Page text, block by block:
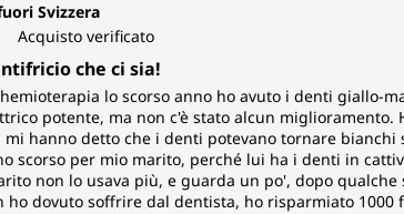
Svizzera
di 5 su 5 stelle
Acquisto verificato
che ci sia!
lo scorso anno ho avuto i denti giallo-
potente, ma non c'è stato alcun miglioramento.
hanno detto che i denti potevano tornare
scorso per mio marito, perché lui ha i denti in
non lo usava più, e guarda un po', dopo
ho dovuto soffrire dal dentista, ho risparmiato